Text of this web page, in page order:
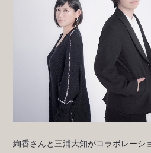
絢香さんと三浦大知がコラボレーシ